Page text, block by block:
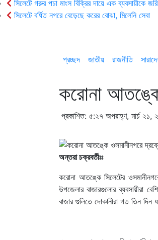
সিলেটে গরুর পচা মাংস বিক্রির দায়ে এক ব্যবসায়ীকে
সিলেটে বর্ধিত নগরে বেড়েছে করের বোঝা, মিলেনি সেবা
প্রচ্ছদ জাতীয় রাজনীতি
করোনা
প্রকাশিত: ৫:২৭ অপরাহ্ণ, মার্চ ২১,
অন্তরা চক্রবর্তীঃঃ
করোনা আতঙ্কে সিলেটের
উপজেলার বাজারগুলোর ব্যবসায়ীরা
বাজার গুলিতে দোকানীরা গত তিন